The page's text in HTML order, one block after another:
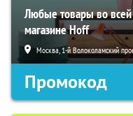
Любые товары во всей
магазине Hoff
Москва, 1-й Волоколамский
Промокод